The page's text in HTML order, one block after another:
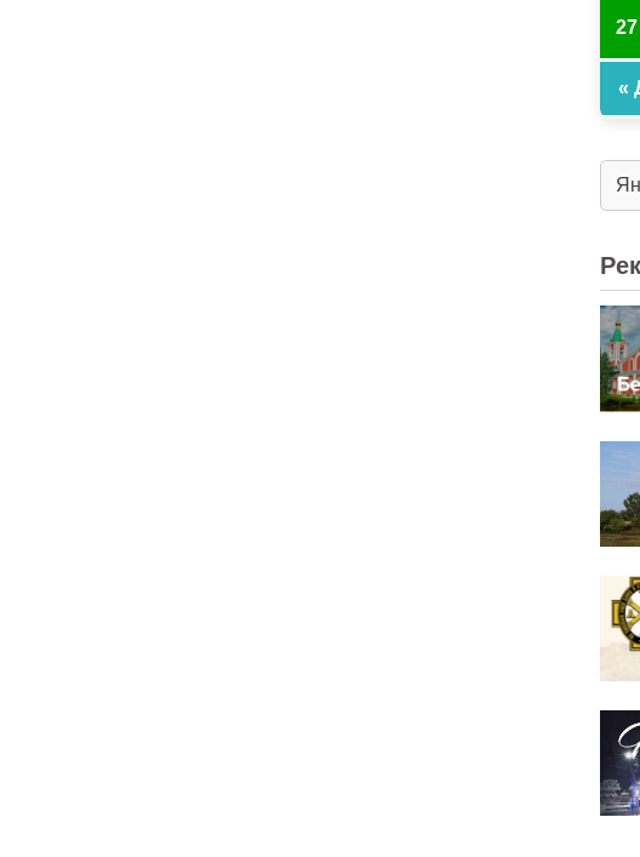
27
«